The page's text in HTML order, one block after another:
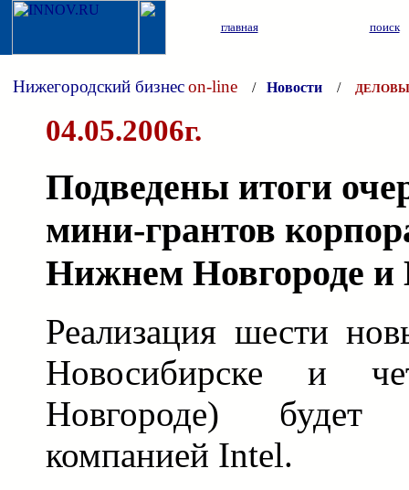
главная поиск
Нижегородский бизнесon-line / Новости /
04.05.2006г.
Подведены итоги
мини-грантов
Нижнем Новгороде и
Реализация шести
Новосибирске и
Новгороде) будет
компанией Intel.